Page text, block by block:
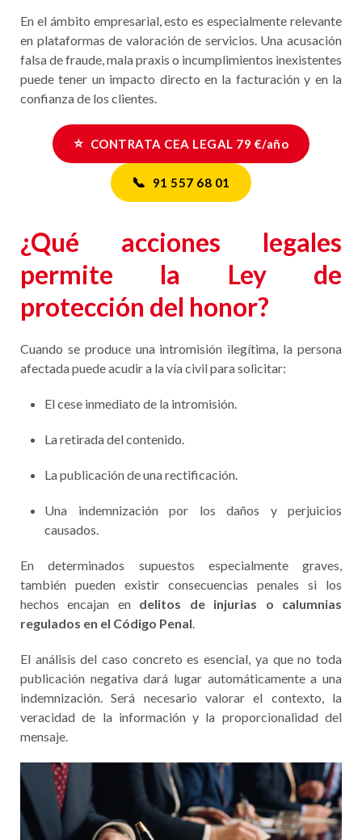
En el ámbito empresarial, esto es especialmente relevante
en plataformas de valoración de servicios. Una acusación
falsa de fraude, mala praxis o incumplimientos inexistentes
puede tener un impacto directo en la facturación y en la
confianza de los clientes.
⭐ CONTRATA CEA LEGAL 79 €/año
📞 91 557 68 01
¿Qué acciones legales
permite la Ley de
protección del honor?
Cuando se produce una intromisión ilegítima, la persona
afectada puede acudir a la vía civil para solicitar:
El cese inmediato de la intromisión.
La retirada del contenido.
La publicación de una rectificación.
Una indemnización por los daños y perjuicios
causados.
En determinados supuestos especialmente graves,
también pueden existir consecuencias penales si los
hechos encajan en delitos de injurias o calumnias
regulados en el Código Penal.
El análisis del caso concreto es esencial, ya que no toda
publicación negativa dará lugar automáticamente a una
indemnización. Será necesario valorar el contexto, la
veracidad de la información y la proporcionalidad del
mensaje.